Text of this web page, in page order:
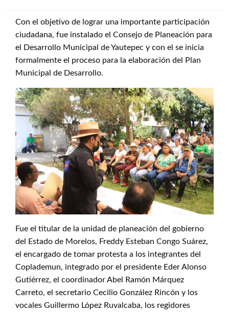
Con el objetivo de lograr una importante participación
ciudadana, fue instalado el Consejo de Planeación para
el Desarrollo Municipal de Yautepec y con el se inicia
formalmente el proceso para la elaboración del Plan
Municipal de Desarrollo.
Fue el titular de la unidad de planeación del gobierno
del Estado de Morelos, Freddy Esteban Congo Suárez,
el encargado de tomar protesta a los integrantes del
Coplademun, integrado por el presidente Eder Alonso
Gutiérrez, el coordinador Abel Ramón Márquez
Carreto, el secretario Cecilio González Rincón y los
vocales Guillermo López Ruvalcaba, los regidores